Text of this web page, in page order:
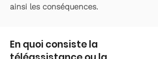
ainsi les conséquences.
En quoi consiste la